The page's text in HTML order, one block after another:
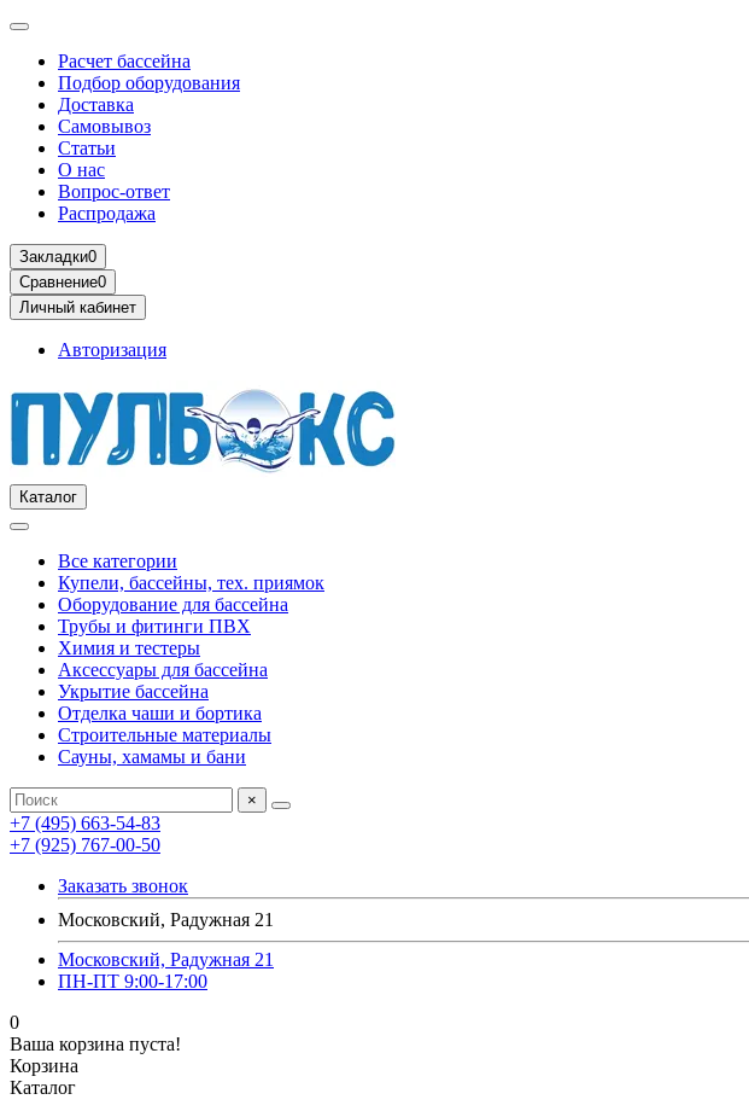
Расчет бассейна
Подбор оборудования
Доставка
Самовывоз
Статьи
О нас
Вопрос-ответ
Распродажа
Закладки0
Сравнение0
Личный кабинет
Авторизация
Каталог
Все категории
Купели, бассейны, тех. приямок
Оборудование для бассейна
Трубы и фитинги ПВХ
Химия и тестеры
Аксессуары для бассейна
Укрытие бассейна
Отделка чаши и бортика
Строительные материалы
Сауны, хамамы и бани
×
+7 (495) 663-54-83
+7 (925) 767-00-50
Заказать звонок
Московский, Радужная 21
Московский, Радужная 21
ПН-ПТ 9:00-17:00
0
Ваша корзина пуста!
Корзина
Каталог